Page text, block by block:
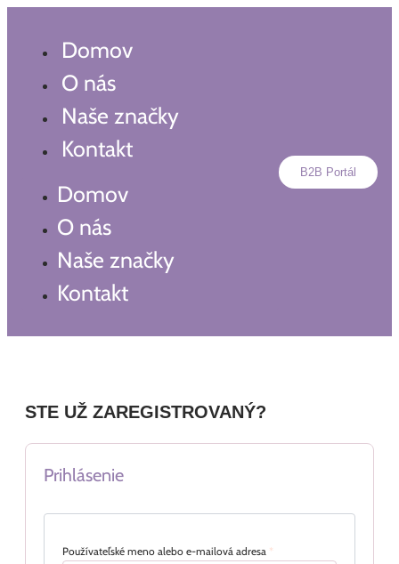
Preskočiť
Domov
O nás
Naše značky
Kontakt
Domov
O nás
Naše značky
Kontakt
B2B Portál
STE UŽ ZAREGISTROVANÝ?
Prihlásenie
Používateľské meno alebo e-mailová adresa *